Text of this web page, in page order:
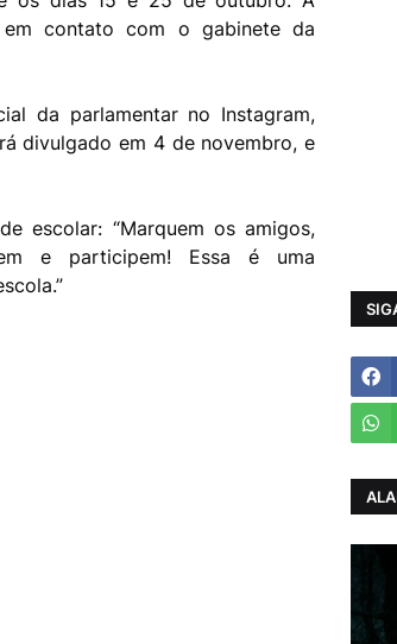
em contato com o gabinete da
da parlamentar no Instagram,
divulgado em 4 de novembro, e
escolar: “Marquem os amigos,
e participem! Essa é uma